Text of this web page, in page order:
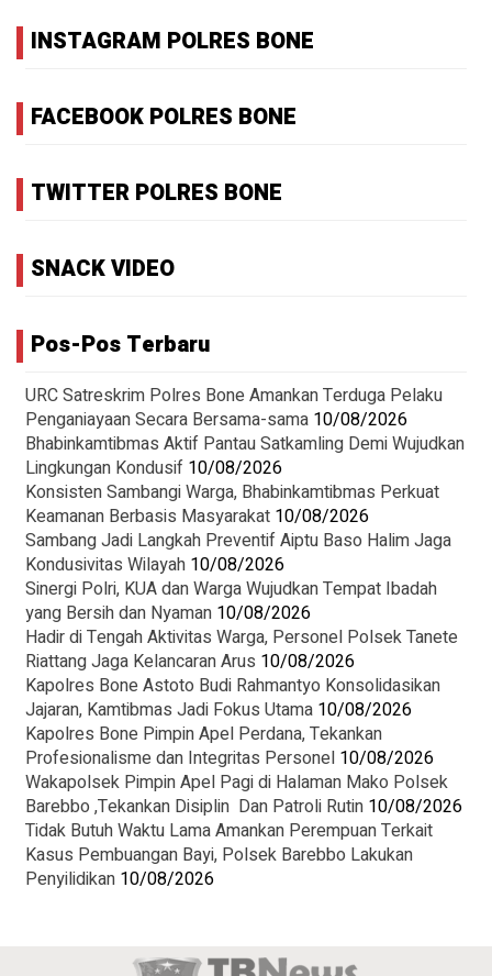
INSTAGRAM POLRES BONE
FACEBOOK POLRES BONE
TWITTER POLRES BONE
SNACK VIDEO
Pos-Pos Terbaru
URC Satreskrim Polres Bone Amankan Terduga Pelaku
Penganiayaan Secara Bersama-sama 10/08/2026
Bhabinkamtibmas Aktif Pantau Satkamling Demi Wujudkan
Lingkungan Kondusif 10/08/2026
Konsisten Sambangi Warga, Bhabinkamtibmas Perkuat
Keamanan Berbasis Masyarakat 10/08/2026
Sambang Jadi Langkah Preventif Aiptu Baso Halim Jaga
Kondusivitas Wilayah 10/08/2026
Sinergi Polri, KUA dan Warga Wujudkan Tempat Ibadah
yang Bersih dan Nyaman 10/08/2026
Hadir di Tengah Aktivitas Warga, Personel Polsek Tanete
Riattang Jaga Kelancaran Arus 10/08/2026
Kapolres Bone Astoto Budi Rahmantyo Konsolidasikan
Jajaran, Kamtibmas Jadi Fokus Utama 10/08/2026
Kapolres Bone Pimpin Apel Perdana, Tekankan
Profesionalisme dan Integritas Personel 10/08/2026
Wakapolsek Pimpin Apel Pagi di Halaman Mako Polsek
Barebbo ,Tekankan Disiplin Dan Patroli Rutin 10/08/2026
Tidak Butuh Waktu Lama Amankan Perempuan Terkait
Kasus Pembuangan Bayi, Polsek Barebbo Lakukan
Penyilidikan 10/08/2026